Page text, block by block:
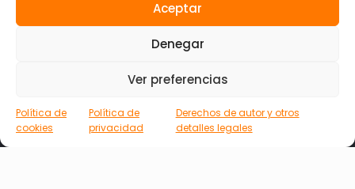
Aceptar
Denegar
Ver preferencias
Política de
cookies
Política de
privacidad
Derechos de autor y otros
detalles legales
Tu correo electrónico